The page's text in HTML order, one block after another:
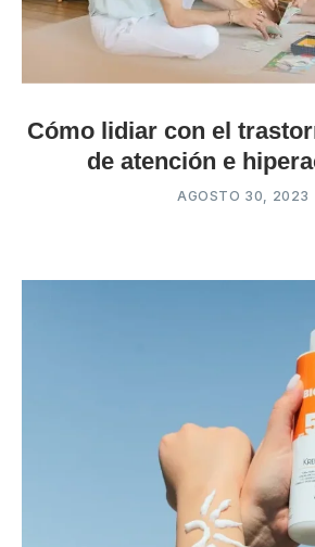
Cómo lidiar con el
de atención e
AGOSTO 30, 2023